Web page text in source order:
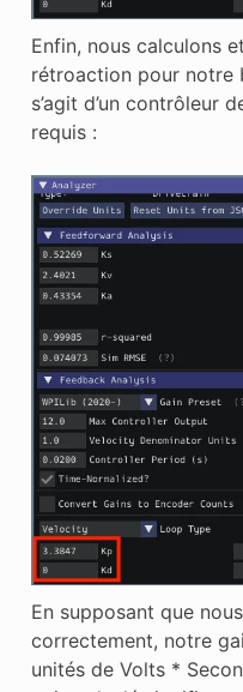
Enfin, nous calculons
rétroaction pour notre
s’agit d’un contrôleur
requis :
En supposant que
correctement, notre
unités de Volts *